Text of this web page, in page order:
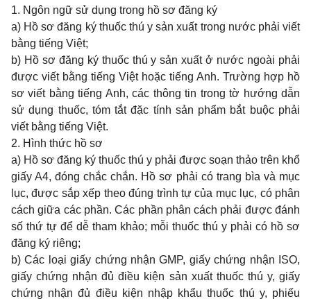
1. Ngôn ngữ sử dụng trong hồ sơ đăng ký
a) Hồ sơ đăng ký thuốc thú y sản xuất trong nước phải viết
bằng tiếng Việt;
b) Hồ sơ đăng ký thuốc thú y sản xuất ở nước ngoài phải
được viết bằng tiếng Việt hoặc tiếng Anh. Trường hợp hồ
sơ viết bằng tiếng Anh, các thông tin trong tờ hướng dẫn
sử dụng thuốc, tóm tắt đặc tính sản phẩm bắt buộc phải
viết bằng tiếng Việt.
2. Hình thức hồ sơ
a) Hồ sơ đăng ký thuốc thú y phải được soạn thảo trên khổ
giấy A4, đóng chắc chắn. Hồ sơ phải có trang bìa và mục
lục, được sắp xếp theo đúng trình tự của mục lục, có phân
cách giữa các phần. Các phần phân cách phải được đánh
số thứ tự để dễ tham khảo; mỗi thuốc thú y phải có hồ sơ
đăng ký riêng;
b) Các loại giấy chứng nhận GMP, giấy chứng nhận ISO,
giấy chứng nhận đủ điều kiện sản xuất thuốc thú y, giấy
chứng nhận đủ điều kiện nhập khẩu thuốc thú y, phiếu